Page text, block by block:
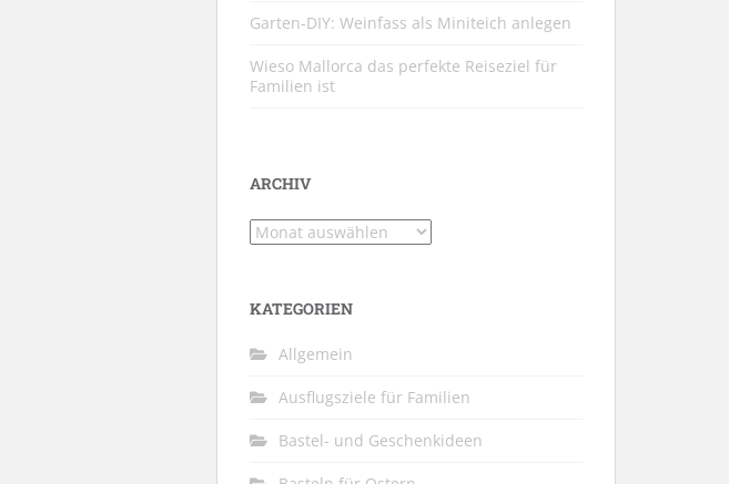
Garten-DIY: Weinfass als Miniteich anlegen
Wieso Mallorca das perfekte Reiseziel für
Familien ist
ARCHIV
Archiv
KATEGORIEN
Allgemein
Ausflugsziele für Familien
Bastel- und Geschenkideen